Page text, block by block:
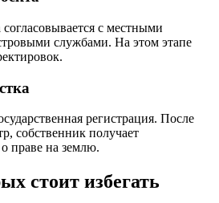
с местными
службами. На этом этапе
регистрация. После
собственник получает
праве на землю.
стоит избегать